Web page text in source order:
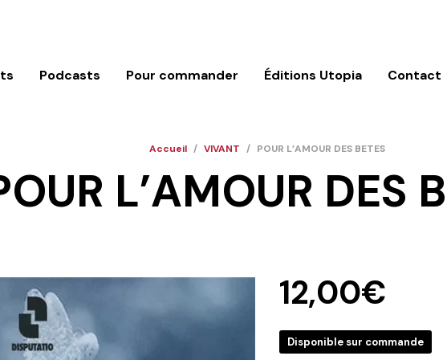
Podcasts Pour commander Éditions Utopia Contact
Accueil / VIVANT / POUR L’AMOUR DES BETES
L’AMOUR DES
12,00€
Disponible sur commande